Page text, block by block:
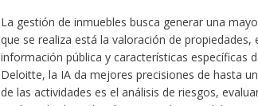
La gestión de inmuebles busca generar una
que se realiza está la valoración de
información pública y características específicas
Deloitte, la IA da mejores precisiones de hasta
de las actividades es el análisis de riesgos,